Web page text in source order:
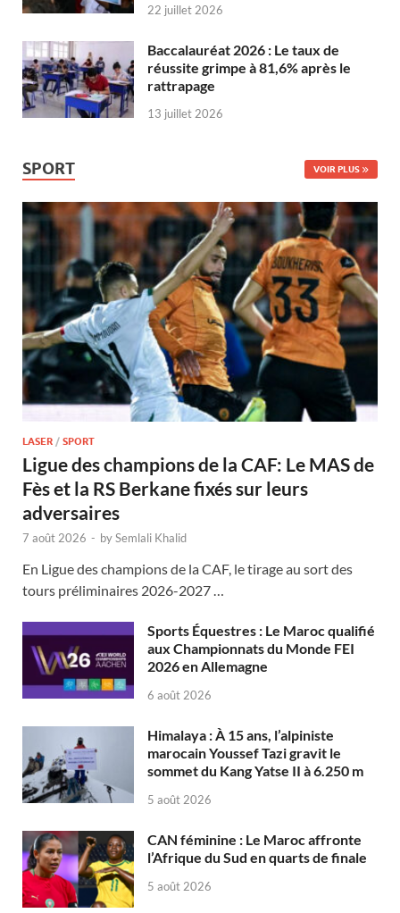
22 juillet 2026
Baccalauréat 2026 : Le taux de
réussite grimpe à 81,6% après le
rattrapage
13 juillet 2026
SPORT VOIR PLUS
LASER / SPORT
Ligue des champions de la CAF: Le MAS de
Fès et la RS Berkane fixés sur leurs
adversaires
7 août 2026 - bySemlali Khalid
En Ligue des champions de la CAF, le tirage au sort des
tours préliminaires 2026-2027 …
Sports Équestres : Le Maroc qualifié
aux Championnats du Monde FEI
2026 en Allemagne
6 août 2026
Himalaya : À 15 ans, l’alpiniste
marocain Youssef Tazi gravit le
sommet du Kang Yatse II à 6.250 m
5 août 2026
CAN féminine : Le Maroc affronte
l’Afrique du Sud en quarts de finale
5 août 2026